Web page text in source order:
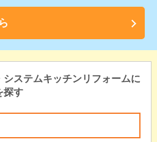
ステムキッチンリフォームに
探す